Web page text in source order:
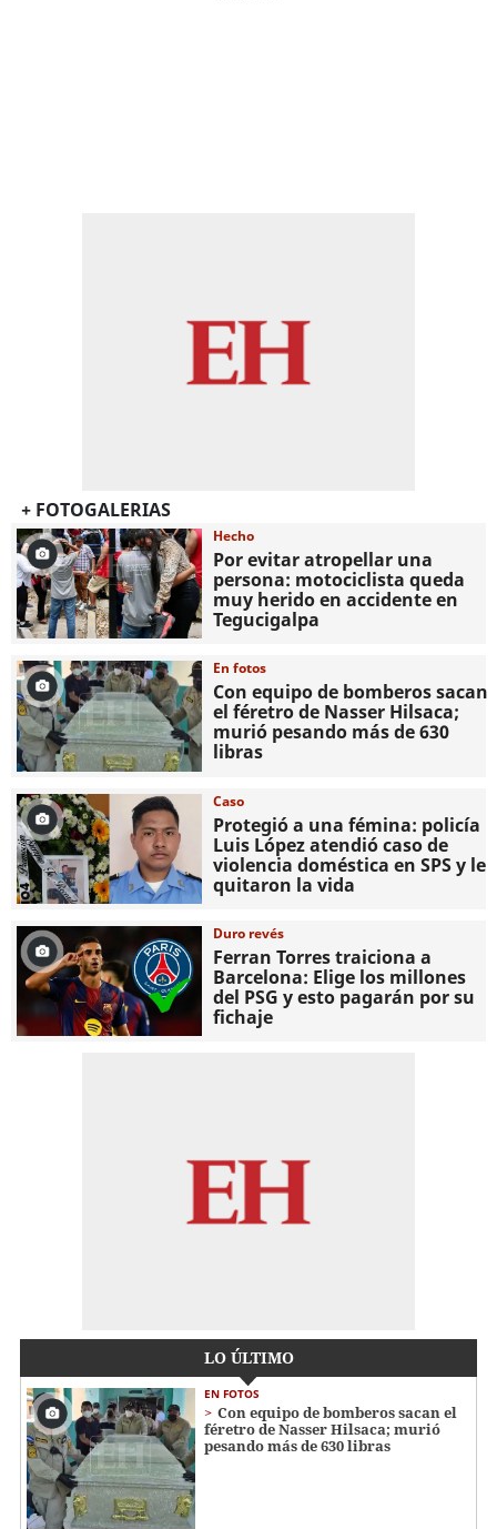
+ FOTOGALERIAS
Hecho
Por evitar atropellar una
persona: motociclista queda
muy herido en accidente en
Tegucigalpa
En fotos
Con equipo de bomberos sacan
el féretro de Nasser Hilsaca;
murió pesando más de 630
libras
Caso
Protegió a una fémina: policía
Luis López atendió caso de
violencia doméstica en SPS y le
quitaron la vida
Duro revés
Ferran Torres traiciona a
Barcelona: Elige los millones
del PSG y esto pagarán por su
fichaje
LO ÚLTIMO
EN FOTOS
Con equipo de bomberos sacan el
féretro de Nasser Hilsaca; murió
pesando más de 630 libras